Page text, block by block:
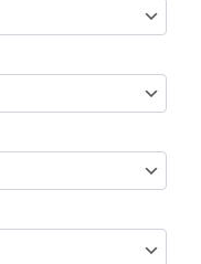
・木津川市 (9)
(4)和高田市 (6)